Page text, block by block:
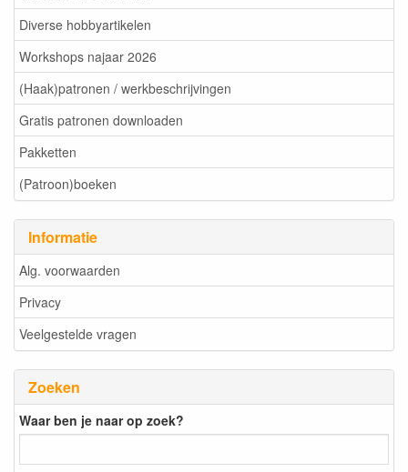
Diverse hobbyartikelen
Workshops najaar 2026
(Haak)patronen / werkbeschrijvingen
Gratis patronen downloaden
Pakketten
(Patroon)boeken
Informatie
Alg. voorwaarden
Privacy
Veelgestelde vragen
Zoeken
Waar ben je naar op zoek?